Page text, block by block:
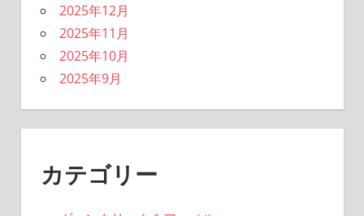
2025年12月
2025年11月
2025年10月
2025年9月
カテゴリー